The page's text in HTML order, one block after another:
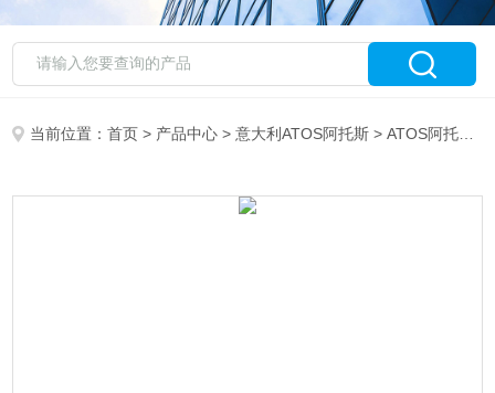
当前位置：首页 > 产品中心 >意大利ATOS阿托斯 >ATOS阿托斯液压泵